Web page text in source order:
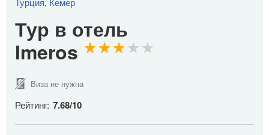
Тур в отель
Imeros
Виза не нужна
Рейтинг: 7.68/10